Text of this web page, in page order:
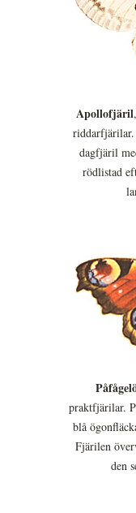
Apollofjäril,
dagfjäril
rödlistad
praktfjärilar.
blå
Fjärilen
den